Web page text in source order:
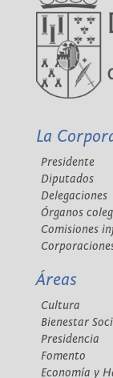
La
Presidente
Diputados
Delegaciones
Órganos
Comisiones
Áreas
Cultura
Bienestar
Presidencia
Fomento
Economía y